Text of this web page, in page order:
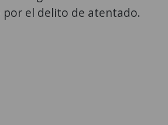
el delito de atentado.